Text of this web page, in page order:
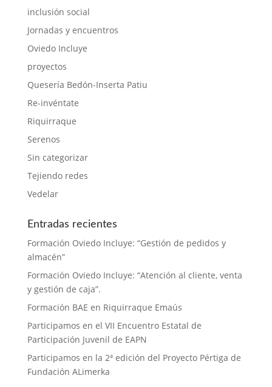
inclusión social
Jornadas y encuentros
Oviedo Incluye
proyectos
Quesería Bedón-Inserta Patiu
Re-invéntate
Riquirraque
Serenos
Sin categorizar
Tejiendo redes
Vedelar
Entradas recientes
Formación Oviedo Incluye: “Gestión de pedidos y
almacén”
Formación Oviedo Incluye: “Atención al cliente, venta
y gestión de caja”.
Formación BAE en Riquirraque Emaús
Participamos en el VII Encuentro Estatal de
Participación Juvenil de EAPN
Participamos en la 2ª edición del Proyecto Pértiga de
Fundación ALimerka